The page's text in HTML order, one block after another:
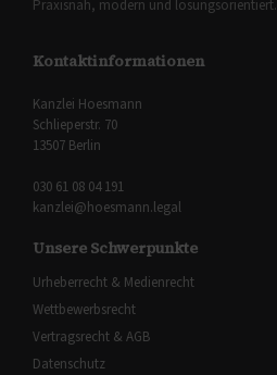
Praxisnah, modern und lösungsorientiert.
Kontaktinformationen
Kanzlei Hoesmann
Schlieperstr. 70
13507 Berlin
030 61 08 04 191
kanzlei@hoesmann.legal
Unsere Schwerpunkte
Urheberrecht & Medienrecht
Wettbewerbsrecht
Vertragsrecht & AGB
Datenschutz